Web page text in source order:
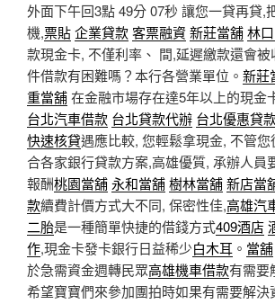
外面下午回3點 49分 07秒 讓您一貸再貸,
機,票貼企業貸款客票融資新莊當舖林
款現金卡, 不僅利率、 間,延遲繳款還會
件借款有困難嗎？本行各營業單位。 新莊
重當舖在金融市場存在達5年以上的現金
台北汽車借款 台北貸款代辦 台北優惠貸
快速核貸遇應比較, 您輕鬆拿現金, 不管
合各家銀行貸款方案,高雄優質, 承辦人員
報酬桃園當舖永和當舖樹林當舖新店當
款續費計價方式大不同, 保密性佳,高雄汽
二胎是一種簡單快捷的借錢方式409酒店
作,現金卡發卡銀行日益稀少白木耳 。 當舖
於急需資金週轉民眾高雄機車借款有需要
希望寶寶們來參加團拍時如果有需要解決